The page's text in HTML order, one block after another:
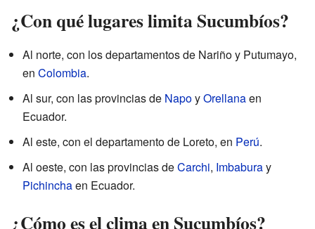
¿Con qué lugares limita Sucumbíos?
Al norte, con los departamentos de Nariño y Putumayo,
en Colombia.
Al sur, con las provincias de NapoyOrellanaen
Ecuador.
Al este, con el departamento de Loreto, en Perú.
Al oeste, con las provincias deCarchi, Imbaburay
Pichinchaen Ecuador.
¿Cómo es el clima en Sucumbíos?